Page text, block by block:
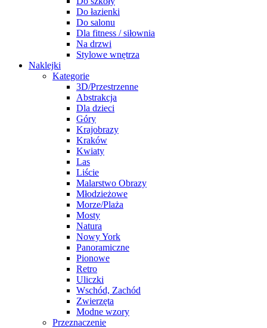
Do łazienki
Do salonu
Dla fitness / siłownia
Na drzwi
Stylowe wnętrza
Naklejki
Kategorie
3D/Przestrzenne
Abstrakcja
Dla dzieci
Góry
Krajobrazy
Kraków
Kwiaty
Las
Liście
Malarstwo Obrazy
Młodzieżowe
Morze/Plaża
Mosty
Natura
Nowy York
Panoramiczne
Pionowe
Retro
Uliczki
Wschód, Zachód
Zwierzęta
Modne wzory
Przeznaczenie